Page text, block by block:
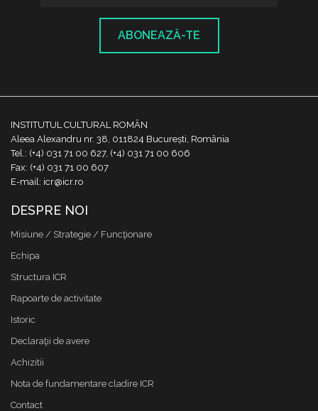
ABONEAZĂ-TE
INSTITUTUL CULTURAL ROMÂN
Aleea Alexandru nr. 38, 011824 București, România
Tel.: (+4) 031 71 00 627, (+4) 031 71 00 606
Fax: (+4) 031 71 00 607
E-mail: icr@icr.ro
DESPRE NOI
Misiune / Strategie / Funcţionare
Echipa
Structura ICR
Rapoarte de activitate
Istoric
Declaraţii de avere
Achizitii
Nota de fundamentare cladire ICR
Contact